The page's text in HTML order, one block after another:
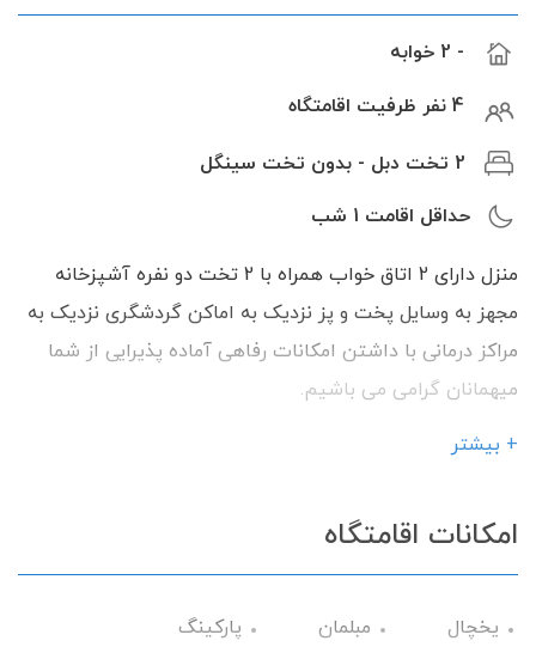
- 2 خوابه
4 نفر ظرفیت اقامتگاه
2 تخت دبل - بدون تخت سینگل
حداقل اقامت 1 شب
منزل دارای 2 اتاق خواب همراه با 2 تخت دو نفره آشپزخانه
مجهز به وسایل پخت و پز نزدیک به اماکن گردشگری نزدیک به
مراکز درمانی با داشتن امکانات رفاهی آماده پذیرایی از شما
میهمانان گرامی می باشیم.
+ بیشتر
امکانات اقامتگاه
یخچال مبلمان
پارکینگ